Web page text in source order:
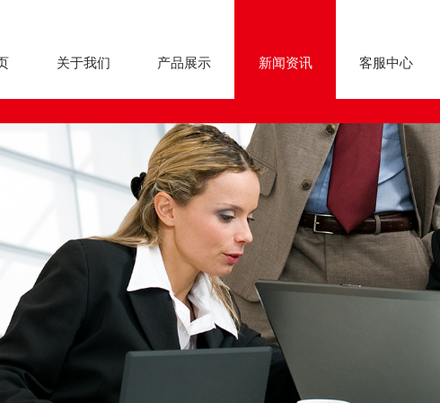
关于我们 产品展示 新闻资讯 客服中心